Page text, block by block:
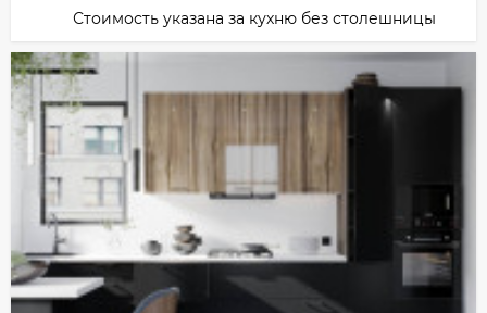
Стоимость указана за кухню без столешницы